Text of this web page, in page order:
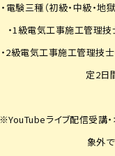
・電験三種（初級・中級・地
・1級電気工事施工管理技
・2級電気工事施工管理技
定2日
※YouTubeライブ配信受講
象外